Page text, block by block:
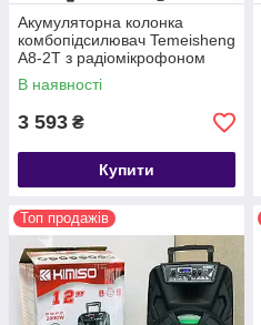
Акумуляторна колонка
комбопідсилювач Temeisheng
A8-2T з радіомікрофоном
В наявності
3 593 ₴
Купити
Топ продажів